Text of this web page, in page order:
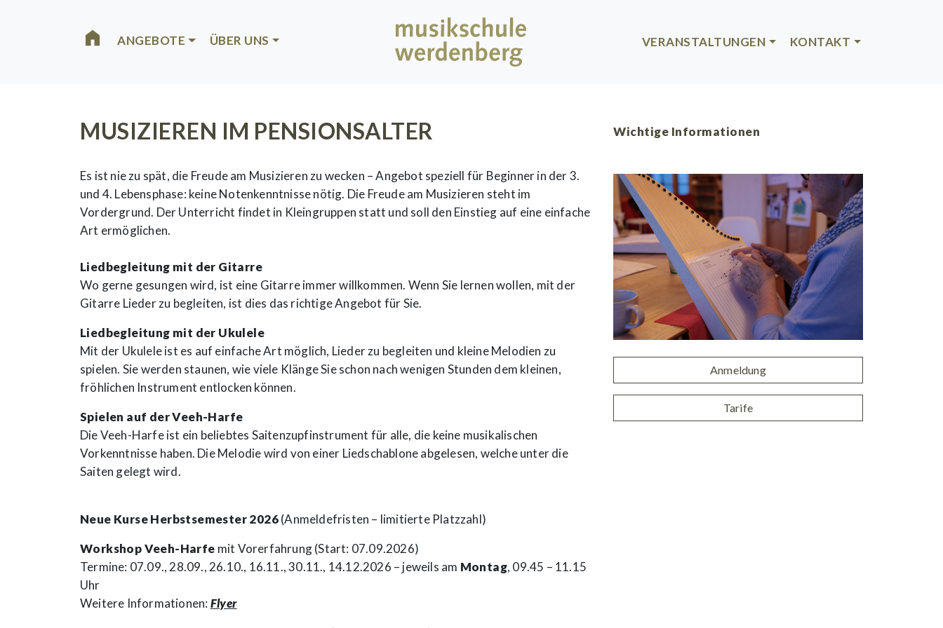
ANGEBOTE ÜBER UNS VERANSTALTUNGEN KONTAKT
MUSIZIEREN IM PENSIONSALTER
Es ist nie zu spät, die Freude am Musizieren zu wecken – Angebot speziell für Beginner in der 3.
und 4. Lebensphase: keine Notenkenntnisse nötig. Die Freude am Musizieren steht im
Vordergrund. Der Unterricht findet in Kleingruppen statt und soll den Einstieg auf eine einfache
Art ermöglichen.
Liedbegleitung mit der Gitarre
Wo gerne gesungen wird, ist eine Gitarre immer willkommen. Wenn Sie lernen wollen, mit der
Gitarre Lieder zu begleiten, ist dies das richtige Angebot für Sie.
Liedbegleitung mit der Ukulele
Mit der Ukulele ist es auf einfache Art möglich, Lieder zu begleiten und kleine Melodien zu
spielen. Sie werden staunen, wie viele Klänge Sie schon nach wenigen Stunden dem kleinen,
fröhlichen Instrument entlocken können.
Spielen auf der Veeh-Harfe
Die Veeh-Harfe ist ein beliebtes Saitenzupfinstrument für alle, die keine musikalischen
Vorkenntnisse haben. Die Melodie wird von einer Liedschablone abgelesen, welche unter die
Saiten gelegt wird.
Neue Kurse Herbstsemester 2026(Anmeldefristen – limitierte Platzzahl)
Workshop Veeh-Harfe mit Vorerfahrung (Start: 07.09.2026)
Termine: 07.09., 28.09., 26.10., 16.11., 30.11., 14.12.2026 – jeweils am Montag, 09.45 – 11.15
Uhr
Weitere Informationen: Flyer
Wichtige Informationen
Anmeldung
Tarife